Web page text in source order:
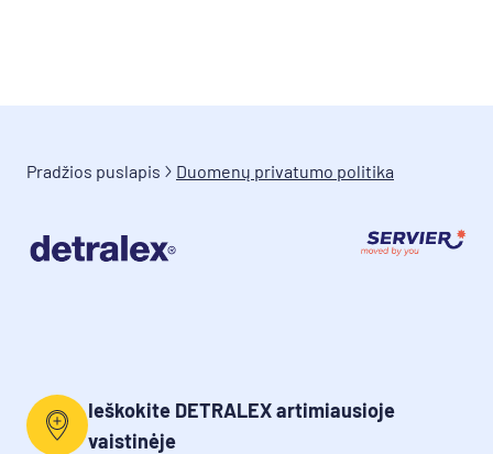
Pradžios puslapis Duomenų privatumo politika
Ieškokite DETRALEX artimiausioje
vaistinėje